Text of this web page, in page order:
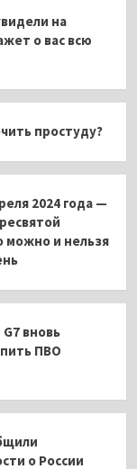
на
о вас всю
простуду?
2024 года —
можно и нельзя
вновь
ПВО
о России